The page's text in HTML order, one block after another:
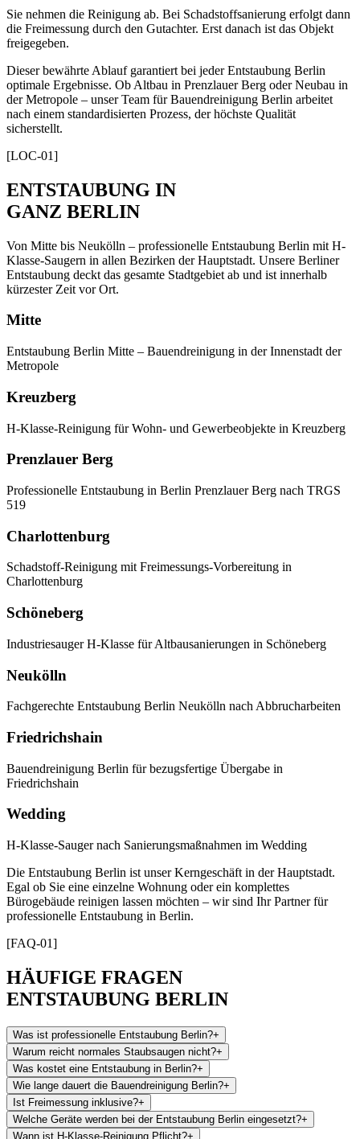
Sie nehmen die Reinigung ab. Bei Schadstoffsanierung erfolgt dann
die Freimessung durch den Gutachter. Erst danach ist das Objekt
freigegeben.
Dieser bewährte Ablauf garantiert bei jeder Entstaubung Berlin
optimale Ergebnisse. Ob Altbau in Prenzlauer Berg oder Neubau in
der Metropole – unser Team für Bauendreinigung Berlin arbeitet
nach einem standardisierten Prozess, der höchste Qualität
sicherstellt.
[LOC-01]
ENTSTAUBUNG IN
GANZ BERLIN
Von Mitte bis Neukölln – professionelle Entstaubung Berlin mit H-
Klasse-Saugern in allen Bezirken der Hauptstadt. Unsere Berliner
Entstaubung deckt das gesamte Stadtgebiet ab und ist innerhalb
kürzester Zeit vor Ort.
Mitte
Entstaubung Berlin Mitte – Bauendreinigung in der Innenstadt der
Metropole
Kreuzberg
H-Klasse-Reinigung für Wohn- und Gewerbeobjekte in Kreuzberg
Prenzlauer Berg
Professionelle Entstaubung in Berlin Prenzlauer Berg nach TRGS
519
Charlottenburg
Schadstoff-Reinigung mit Freimessungs-Vorbereitung in
Charlottenburg
Schöneberg
Industriesauger H-Klasse für Altbausanierungen in Schöneberg
Neukölln
Fachgerechte Entstaubung Berlin Neukölln nach Abbrucharbeiten
Friedrichshain
Bauendreinigung Berlin für bezugsfertige Übergabe in
Friedrichshain
Wedding
H-Klasse-Sauger nach Sanierungsmaßnahmen im Wedding
Die Entstaubung Berlin ist unser Kerngeschäft in der Hauptstadt.
Egal ob Sie eine einzelne Wohnung oder ein komplettes
Bürogebäude reinigen lassen möchten – wir sind Ihr Partner für
professionelle Entstaubung in Berlin.
[FAQ-01]
HÄUFIGE FRAGEN
ENTSTAUBUNG BERLIN
Was ist professionelle Entstaubung Berlin?+
Warum reicht normales Staubsaugen nicht?+
Was kostet eine Entstaubung in Berlin?+
Wie lange dauert die Bauendreinigung Berlin?+
Ist Freimessung inklusive?+
Welche Geräte werden bei der Entstaubung Berlin eingesetzt?+
Wann ist H-Klasse-Reinigung Pflicht?+